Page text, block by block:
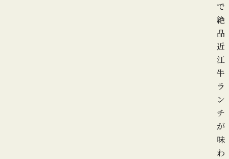
で
絶
品
近
江
牛
ラ
ン
チ
が
味
わ